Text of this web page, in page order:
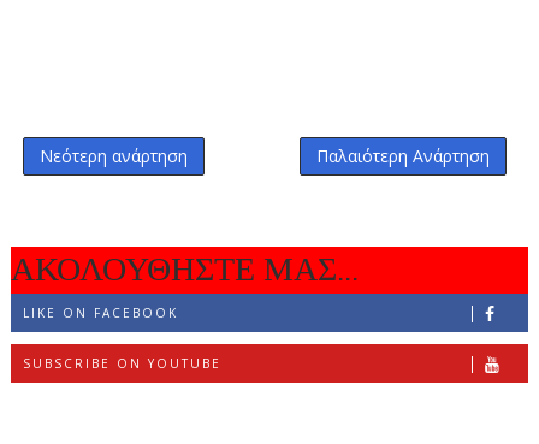
Νεότερη ανάρτηση Παλαιότερη Ανάρτηση
ΑΚΟΛΟΥΘΗΣΤΕ ΜΑΣ...
LIKE ON FACEBOOK
SUBSCRIBE ON YOUTUBE